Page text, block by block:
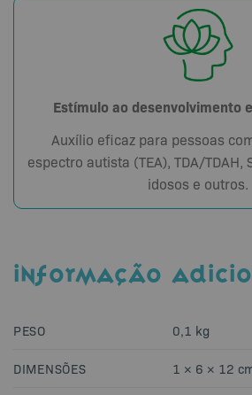
Estímulo ao desenvolvimento
Auxílio eficaz para pessoas
espectro autista (TEA), TDA/TDAH,
idosos e outros.
INFORMAÇÃO
PESO 0,1 kg
DIMENSÕES 1 × 6 × 12